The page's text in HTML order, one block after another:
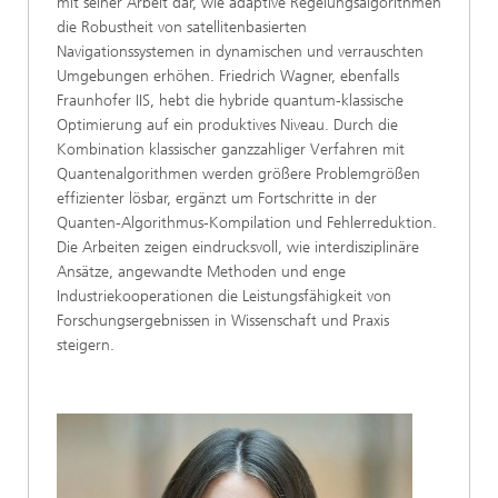
die Robustheit von satellitenbasierten
Navigationssystemen in dynamischen und verrauschten
Umgebungen erhöhen. Friedrich Wagner, ebenfalls
Fraunhofer IIS, hebt die hybride quantum-klassische
Optimierung auf ein produktives ­Niveau. Durch die
Kombination klassischer ganzzahliger Verfahren mit
Quantenalgorithmen werden größere Problemgrößen
effizienter lösbar, ergänzt um Fortschritte in der
Quanten-Algorithmus-Kompilation und Fehlerreduktion.
Die Arbeiten zeigen eindrucksvoll, wie interdisziplinäre
Ansätze, angewandte Methoden und enge
Industriekooperationen die Leistungsfähigkeit von
Forschungsergebnissen in Wissenschaft und Praxis
steigern.